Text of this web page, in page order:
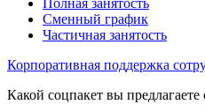
Сменный график
Частичная занятость
Корпоративная поддержка
Какой соцпакет вы